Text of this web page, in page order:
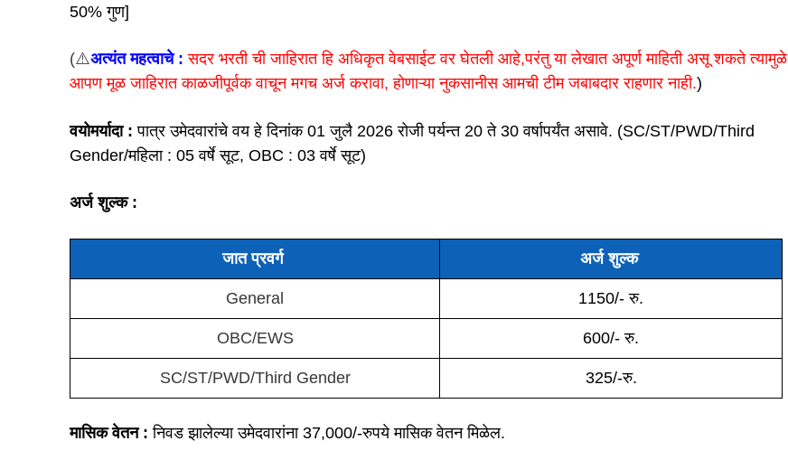
50% गुण]
(⚠️अत्यंत महत्वाचे : सदर भरती ची जाहिरात हि अधिकृत वेबसाईट वर घेतली आहे,परंतु या लेखात अपूर्ण माहिती असू शकते त्यामुळे
आपण मूळ जाहिरात काळजीपूर्वक वाचून मगच अर्ज करावा, होणाऱ्या नुकसानीस आमची टीम जबाबदार राहणार नाही.)
वयोमर्यादा : पात्र उमेदवारांचे वय हे दिनांक 01 जुलै 2026 रोजी पर्यन्त 20 ते 30 वर्षापर्यंत असावे. (SC/ST/PWD/Third
Gender/महिला : 05 वर्षे सूट, OBC : 03 वर्षे सूट)
अर्ज शुल्क :
जात प्रवर्ग अर्ज शुल्क
General 1150/- रु.
OBC/EWS 600/- रु.
SC/ST/PWD/Third Gender 325/-रु.
मासिक वेतन : निवड झालेल्या उमेदवारांना 37,000/-रुपये मासिक वेतन मिळेल.